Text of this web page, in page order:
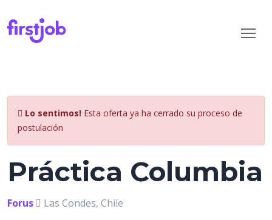
Lo sentimos! Esta oferta ya ha cerrado su proceso de
postulación
Práctica Columbia
Forus Las Condes, Chile